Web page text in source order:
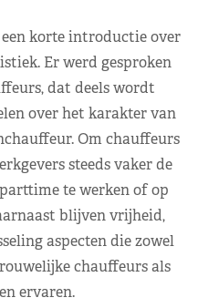
korte introductie over
Er werd gesproken
dat deels wordt
over het karakter van
Om chauffeurs
steeds vaker de
te werken of op
blijven vrijheid,
aspecten die zowel
chauffeurs als
ervaren.